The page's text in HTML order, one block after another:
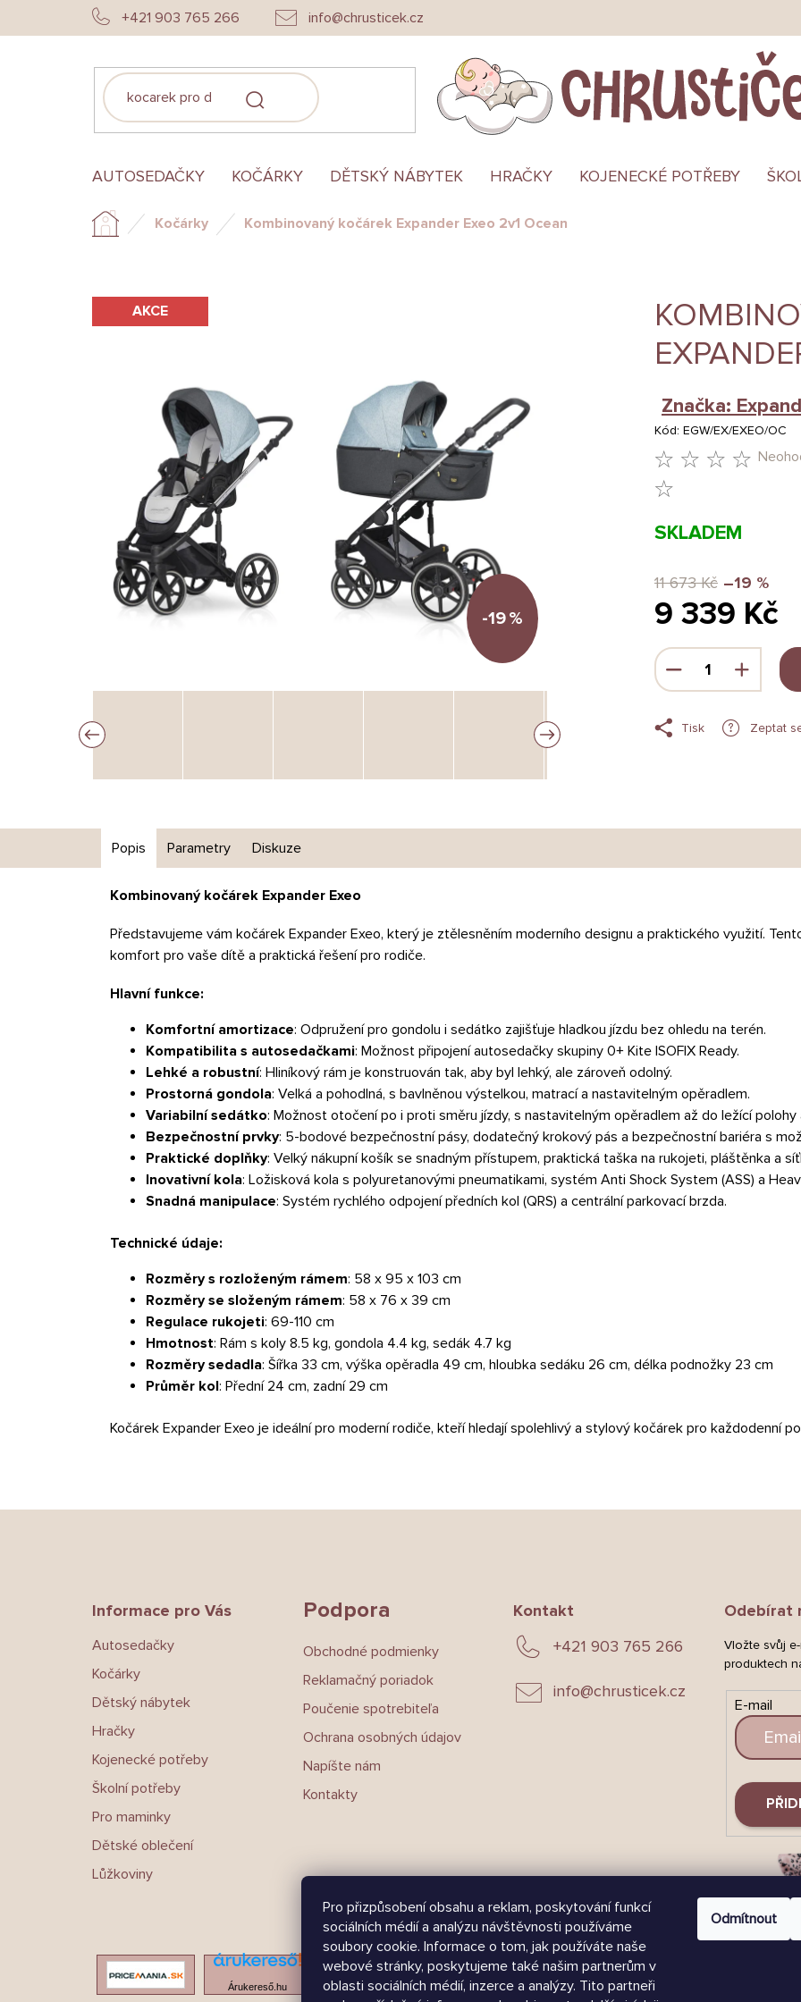
Pro přizpůsobení obsahu a reklam, poskytování funkcí
sociálních médií a analýzu návštěvnosti používáme
soubory cookie. Informace o tom, jak používáte naše
webové stránky, poskytujeme také našim partnerům v
oblasti sociálních médií, inzerce a analýzy. Tito partneři
Odmítnout
+421 903 765 266 info@chrusticek.cz
AUTOSEDAČKY KOČÁRKY DĚTSKÝ NÁBYTEK HRAČKY KOJENECKÉ POTŘEBY
DomůKočárky Kombinovaný kočárek Expander Exeo 2v1 Ocean
AKCE
-19%
HODNOCENÍ
JE
0,0
5
HVĚZDIČEK.
Kód: EGW/EX/EXEO/OC
Značka:
SKLADEM
11 673 Kč –19 %
9 339 Kč
Měrná
cena:
Tisk Zeptat
Popis Parametry Diskuze
Kombinovaný kočárek Expander Exeo
Představujeme vám kočárek Expander Exeo, který je ztělesněním moderního designu a praktického využití.
komfort pro vaše dítě a praktická řešení pro rodiče.
Hlavní funkce:
Komfortní amortizace: Odpružení pro gondolu i sedátko zajišťuje hladkou jízdu bez ohledu na terén.
Kompatibilita s autosedačkami: Možnost připojení autosedačky skupiny 0+ Kite ISOFIX Ready.
Lehké a robustní: Hliníkový rám je konstruován tak, aby byl lehký, ale zároveň odolný.
Prostorná gondola: Velká a pohodlná, s bavlněnou výstelkou, matrací a nastavitelným opěradlem.
Variabilní sedátko: Možnost otočení po i proti směru jízdy, s nastavitelným opěradlem až do ležící polohy
Bezpečnostní prvky: 5-bodové bezpečnostní pásy, dodatečný krokový pás a bezpečnostní bariéra s
Praktické doplňky: Velký nákupní košík se snadným přístupem, praktická taška na rukojeti, pláštěnka a
Inovativní kola: Ložisková kola s polyuretanovými pneumatikami, systém Anti Shock System (ASS) a
Snadná manipulace: Systém rychlého odpojení předních kol (QRS) a centrální parkovací brzda.
Technické údaje:
Rozměry s rozloženým rámem: 58 x 95 x 103 cm
Rozměry se složeným rámem: 58 x 76 x 39 cm
Regulace rukojeti: 69-110 cm
Hmotnost: Rám s koly 8.5 kg, gondola 4.4 kg, sedák 4.7 kg
Rozměry sedadla: Šířka 33 cm, výška opěradla 49 cm, hloubka sedáku 26 cm, délka podnožky 23 cm
Průměr kol: Přední 24 cm, zadní 29 cm
Kočárek Expander Exeo je ideální pro moderní rodiče, kteří hledají spolehlivý a stylový kočárek pro každodenní
Informace pro Vás
Autosedačky
Kočárky
Dětský nábytek
Hračky
Kojenecké potřeby
Školní potřeby
Pro maminky
Dětské oblečení
Lůžkoviny
Podpora
Obchodné podmienky
Reklamačný poriadok
Poučenie spotrebiteľa
Ochrana osobných údajov
Napíšte nám
Kontakty
Kontakt
info@chrusticek.cz
+421 903 765 266
Odebírat
Vložte svůj
produktech
E-mail
Árukereső.hu